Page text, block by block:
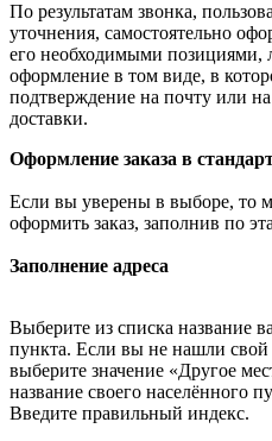
По результатам звонка,
уточнения, самостоятельно
его необходимыми позициями,
оформление в том виде, в
подтверждение на почту или
доставки.
Оформление заказа в
Если вы уверены в выборе, то
оформить заказ, заполнив по
Заполнение адреса
Выберите из списка название
пункта. Если вы не нашли
выберите значение «Другое
название своего населённого
Введите правильный индекс.